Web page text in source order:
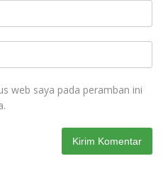
web saya pada peramban ini